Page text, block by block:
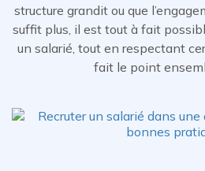
structure grandit ou que
suffit plus, il est tout à fait
un salarié, tout en respectant
fait le point